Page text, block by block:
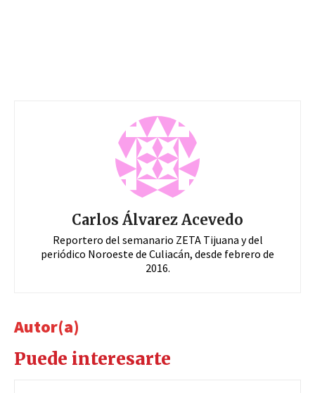
Carlos Álvarez Acevedo
Reportero del semanario ZETA Tijuana y del
periódico Noroeste de Culiacán, desde febrero de
2016.
Autor(a)
Puede interesarte